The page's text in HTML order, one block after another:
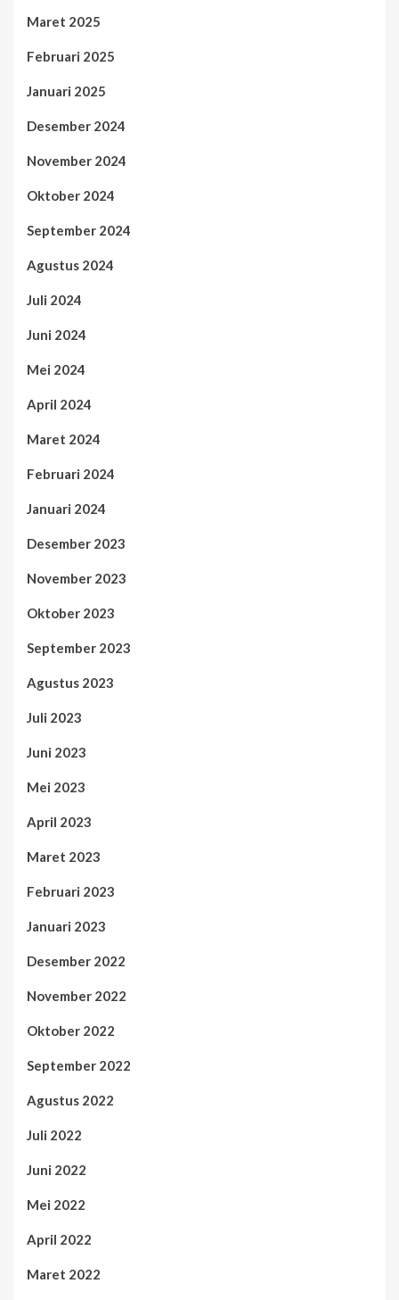
Maret 2025
Februari 2025
Januari 2025
Desember 2024
November 2024
Oktober 2024
September 2024
Agustus 2024
Juli 2024
Juni 2024
Mei 2024
April 2024
Maret 2024
Februari 2024
Januari 2024
Desember 2023
November 2023
Oktober 2023
September 2023
Agustus 2023
Juli 2023
Juni 2023
Mei 2023
April 2023
Maret 2023
Februari 2023
Januari 2023
Desember 2022
November 2022
Oktober 2022
September 2022
Agustus 2022
Juli 2022
Juni 2022
Mei 2022
April 2022
Maret 2022